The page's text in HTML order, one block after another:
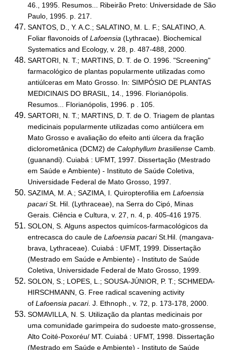
46., 1995. Resumos... Ribeirão Preto: Universidade de São
Paulo, 1995. p. 217.
SANTOS, D., Y. A.C.; SALATINO, M. L. F.; SALATINO, A.
Foliar flavonoids of Lafoensia (Lythracae). Biochemical
Systematics and Ecology, v. 28, p. 487-488, 2000.
SARTORI, N. T.; MARTINS, D. T. de O. 1996. "Screening"
farmacológico de plantas popularmente utilizadas como
antiúlceras em Mato Grosso. In: SIMPÓSIO DE PLANTAS
MEDICINAIS DO BRASIL, 14., 1996. Florianópolis.
Resumos... Florianópolis, 1996. p . 105.
SARTORI, N. T.; MARTINS, D. T. de O. Triagem de plantas
medicinais popularmente utilizadas como antiúlcera em
Mato Grosso e avaliação do efeito anti úlcera da fração
diclorometânica (DCM2) de Calophyllum brasiliense Camb.
(guanandi). Cuiabá : UFMT, 1997. Dissertação (Mestrado
em Saúde e Ambiente) - Instituto de Saúde Coletiva,
Universidade Federal de Mato Grosso, 1997.
SAZIMA, M. A.; SAZIMA, I. Quiropterofilia em Lafoensia
pacariSt. Hil. (Lythraceae), na Serra do Cipó, Minas
Gerais. Ciência e Cultura, v. 27, n. 4, p. 405-416 1975.
SOLON, S. Alguns aspectos quimícos-farmacológicos da
entrecasca do caule de Lafoensia pacariSt.Hil. (mangava-
brava, Lythraceae). Cuiabá : UFMT, 1999. Dissertação
(Mestrado em Saúde e Ambiente) - Instituto de Saúde
Coletiva, Universidade Federal de Mato Grosso, 1999.
SOLON, S.; LOPES, L.; SOUSA-JÚNIOR, P. T.; SCHMEDA-
HIRSCHMANN, G. Free radical scavening activity
of Lafoensia pacari. J. Ethnoph., v. 72, p. 173-178, 2000.
SOMAVILLA, N. S. Utilização da plantas medicinais por
uma comunidade garimpeira do sudoeste mato-grossense,
Alto Coité-Poxoréu/ MT. Cuiabá : UFMT, 1998. Dissertação
(Mestrado em Saúde e Ambiente) - Instituto de Saúde